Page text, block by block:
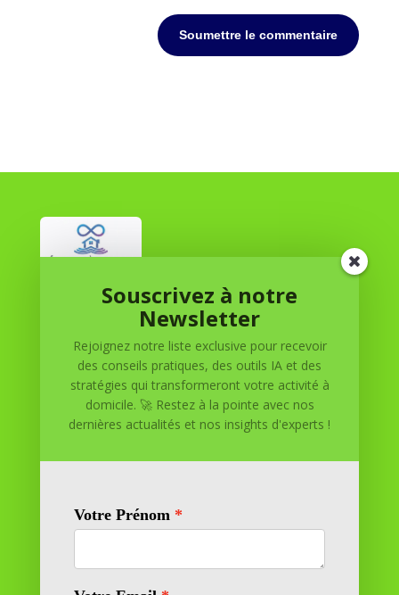
Soumettre le commentaire
Réussite à Domicile
Réussite à Domicile est votre partenaire de confiance
pour atteindre vos objectifs depuis le confort de votre
maison. Nous offrons des solutions personnalisées pour
vous aider à réussir.
11 rue Richelieu
Souscrivez à notre
Newsletter
Rejoignez notre liste exclusive pour recevoir
des conseils pratiques, des outils IA et des
stratégies qui transformeront votre activité à
domicile. 🚀 Restez à la pointe avec nos
dernières actualités et nos insights d'experts !